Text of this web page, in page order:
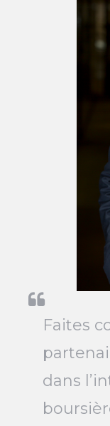
Faites
dans